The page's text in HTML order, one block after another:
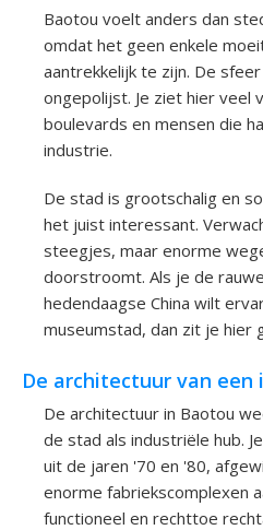
Baotou voelt anders dan
omdat het geen enkele
aantrekkelijk te zijn. De
ongepolijst. Je ziet hier veel
boulevards en mensen die
industrie.
De stad is grootschalig en
het juist interessant.
steegjes, maar enorme
doorstroomt. Als je de
hedendaagse China wilt
museumstad, dan zit je hier
De architectuur van een
De architectuur in Baotou
de stad als industriële hub.
uit de jaren '70 en '80,
enorme fabriekscomplexen
functioneel en rechttoe